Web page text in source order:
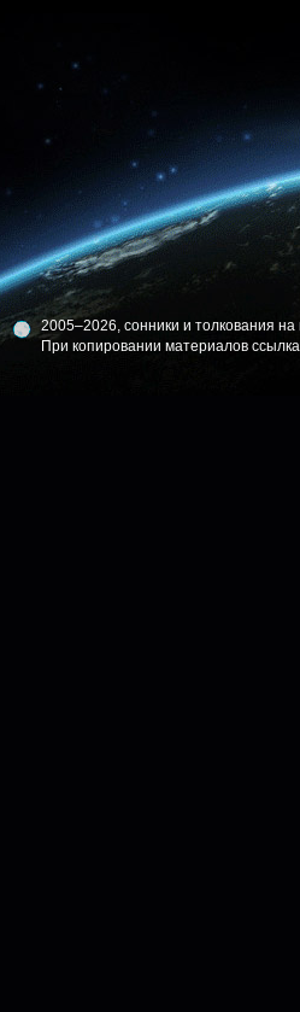
2005–2026, сонники и толкования на
При копировании материалов